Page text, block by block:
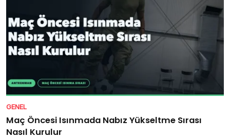
GENEL
Maç Öncesi Isınmada Nabız Yükseltme Sırası
Nasıl Kurulur